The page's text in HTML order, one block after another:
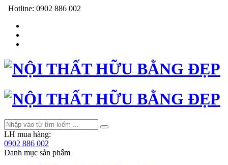
Hotline: 0902 886 002
LH mua hàng:
0902 886 002
Danh mục sản phẩm